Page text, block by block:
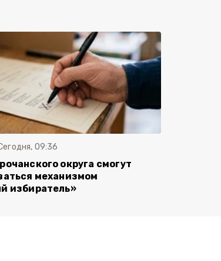
09:36
округа смогут
механизмом
избиратель»